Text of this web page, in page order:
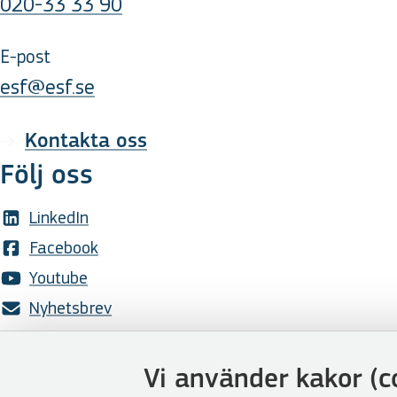
Vi använder kakor
E-post
esf@esf.se
Kontakta oss
Följ oss
LinkedIn
Facebook
Youtube
Nyhetsbrev